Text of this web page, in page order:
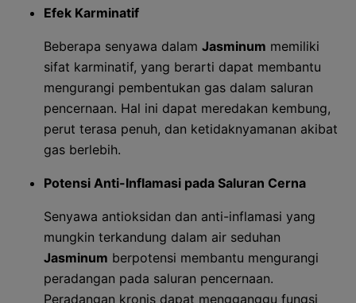
Efek Karminatif
Beberapa senyawa dalam Jasminum memiliki
sifat karminatif, yang berarti dapat membantu
mengurangi pembentukan gas dalam saluran
pencernaan. Hal ini dapat meredakan kembung,
perut terasa penuh, dan ketidaknyamanan akibat
gas berlebih.
Potensi Anti-Inflamasi pada Saluran Cerna
Senyawa antioksidan dan anti-inflamasi yang
mungkin terkandung dalam air seduhan
Jasminum berpotensi membantu mengurangi
peradangan pada saluran pencernaan.
Peradangan kronis dapat mengganggu fungsi